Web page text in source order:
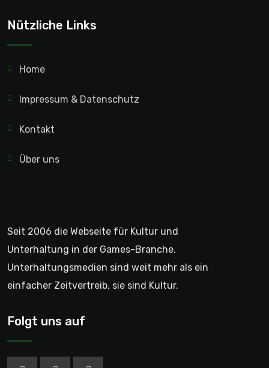
Nützliche Links
Home
Impressum & Datenschutz
Kontakt
Über uns
Seit 2006 die Webseite für Kultur und
Unterhaltung in der Games-Branche.
Unterhaltungsmedien sind weit mehr als ein
einfacher Zeitvertreib, sie sind Kultur.
Folgt uns auf